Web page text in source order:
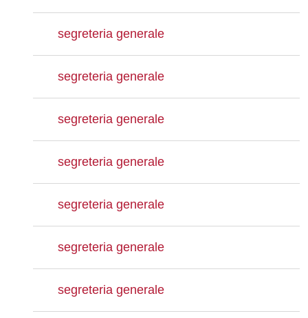
segreteria generale
segreteria generale
segreteria generale
segreteria generale
segreteria generale
segreteria generale
segreteria generale